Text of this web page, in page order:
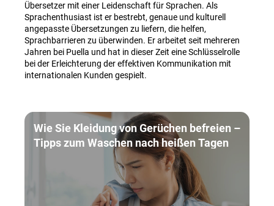
Übersetzer mit einer Leidenschaft für Sprachen. Als
Sprachenthusiast ist er bestrebt, genaue und kulturell
angepasste Übersetzungen zu liefern, die helfen,
Sprachbarrieren zu überwinden. Er arbeitet seit mehreren
Jahren bei Puella und hat in dieser Zeit eine Schlüsselrolle
bei der Erleichterung der effektiven Kommunikation mit
internationalen Kunden gespielt.
Wie Sie Kleidung von Gerüchen befreien –
Tipps zum Waschen nach heißen Tagen